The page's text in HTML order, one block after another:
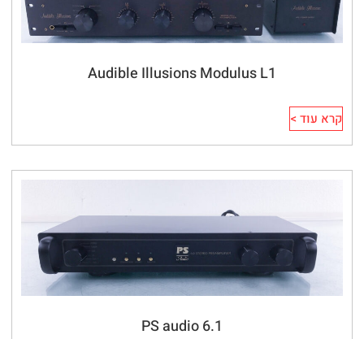
Audible Illusions Modulus L1
קרא עוד >
PS audio 6.1